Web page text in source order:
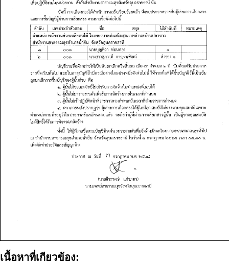
เนื้อหาที่เกียวข้อง: